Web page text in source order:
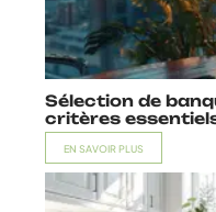
Sélection de
critères
EN SAVOIR PLUS